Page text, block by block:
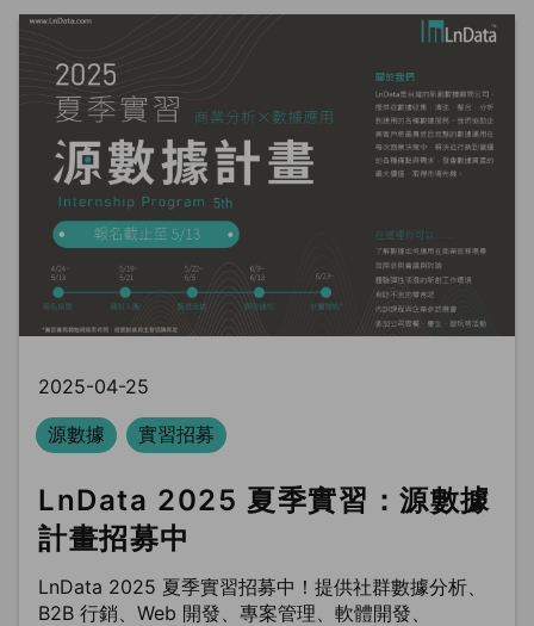
2025-04-25
源數據
實習招募
LnData 2025 夏季實習：源數據
計畫招募中
LnData 2025 夏季實習招募中！提供社群數據分析、
B2B 行銷、Web 開發、專案管理、軟體開發、